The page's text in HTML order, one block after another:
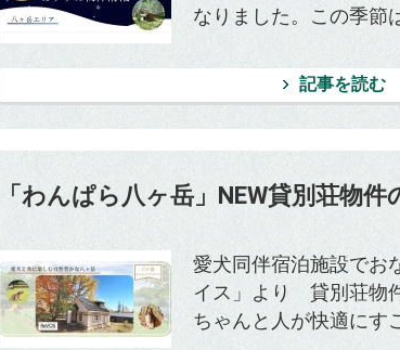
なりました。この季節
記事を読む
「わんぱら八ヶ岳」NEW貸別荘物件
愛犬同伴宿泊施設でお
イス」より 貸別荘物
ちゃんと人が快適にす